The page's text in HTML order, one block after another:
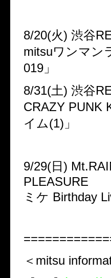
8/20(火) 渋谷
mitsuワンマン
019」
8/31(土) 渋谷
CRAZY PUNK
イム(1)」
9/29(日)
PLEASURE
ミケ Birthday
＜mitsu